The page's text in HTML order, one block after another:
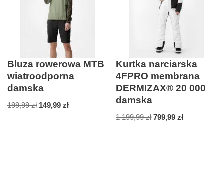
Bluza rowerowa MTB
wiatroodporna
damska
199,99zł 149,99 zł
Kurtka narciarska
4FPRO membrana
DERMIZAX® 20 000
damska
1 199,99zł 799,99zł